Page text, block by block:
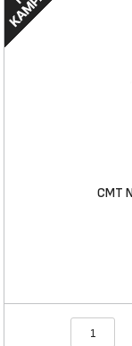
CMT